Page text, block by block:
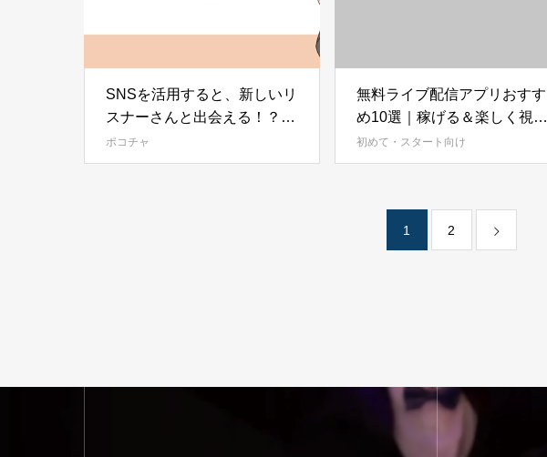
SNSを活用すると、新しいリ
スナーさんと出会える！？ト
ップライバーが語るSNS活用
術とは？
ポコチャ
無料ライブ配信アプリおすす
め10選｜稼げる＆楽しく視聴
できる人気アプリを徹底比
較！
初めて・スタート向け
1 2